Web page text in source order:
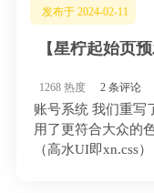
发布于 2024-02-11
【星柠起始页
1268 热度 2 条评论
账号系统 我们重写
用了更符合大众的
（高水UI即xn.css